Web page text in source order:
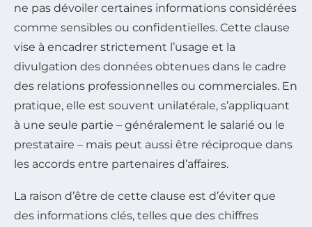
ne pas dévoiler certaines informations considérées
comme sensibles ou confidentielles. Cette clause
vise à encadrer strictement l’usage et la
divulgation des données obtenues dans le cadre
des relations professionnelles ou commerciales. En
pratique, elle est souvent unilatérale, s’appliquant
à une seule partie – généralement le salarié ou le
prestataire – mais peut aussi être réciproque dans
les accords entre partenaires d’affaires.
La raison d’être de cette clause est d’éviter que
des informations clés, telles que des chiffres